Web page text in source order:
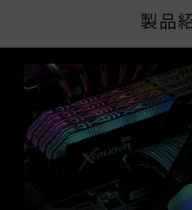
設定性によって決まります
オーバークロック（XMP
JEDEC標準に準拠して
性に影響を及ぼす可能性
ロックによる不安定性が
の設定をデフォルトに戻
メモリモジュールに表示
大対応周波数」であり、
波数まで対応しない場合
ご使用のマザーボード
するオーバークロック技
製品